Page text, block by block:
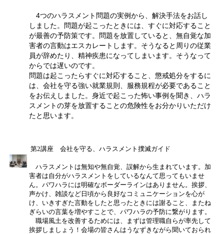
4つのハラスメント問題の実例から、解決手法をお話し
しました。問題が起こったときには、すぐに対応すること
が最善の予防策です。問題を放置していると、無自覚な加
害者の言動はエスカレートします。そうなると周りの従業
員が辞めたり、精神疾患になってしまいます。そうなって
からでは遅いのです。
問題は起こったらすぐに対応すること、懲戒処分をするに
は、会社を守る強い就業規則、服務規程が必要であること
をお伝えしました。身近で起こった怖い事例を聞き、ハラ
スメントの芽を放置することの危険性をお分かりいただけ
たと思います。
第2講座 会社を守る、ハラスメント撲滅ガイド
ハラスメントは無知や無自覚、誤解から生まれています。加
害者は自分がハラスメントをしているなんて思ってもいませ
ん。パワハラには明確なボーダーラインはありません。挨拶、
声かけ、雑談など日頃から良好なコミュニケーションを心が
け、いきすぎた言動をしたと思ったときには謝ること、またね
ぎらいの言葉を増やすことで、パワハラの予防に繋がります。
職場風土を改善するためには、まずは管理職自らが率先して
挨拶しましょう！会場の皆さんはうなずきながら聞いておられ